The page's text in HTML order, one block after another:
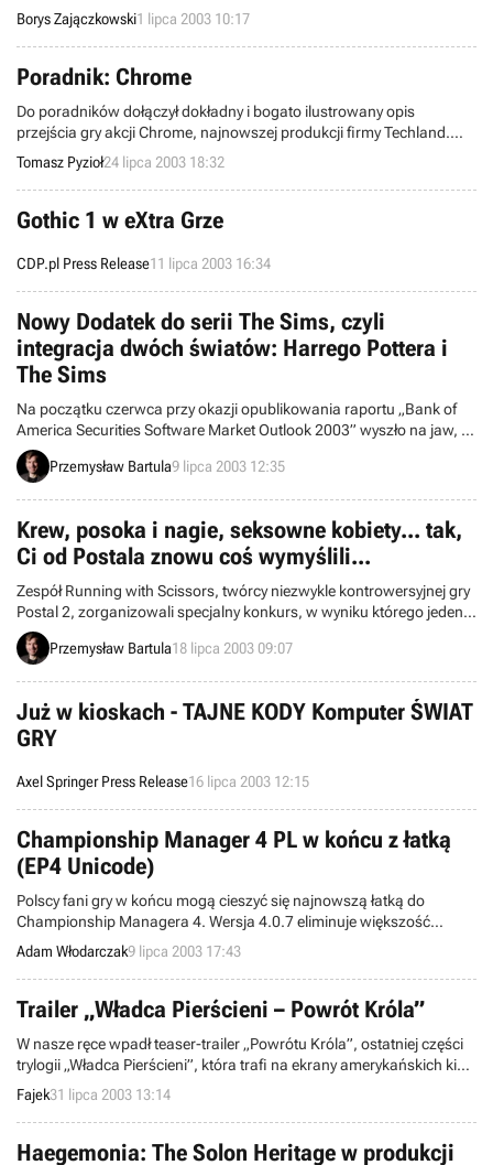
niebotycznych wymaganiach sprzętowych, dziś już odpowiedni
sprzęt mają na biurkach lub kończą zbierać na niego pieniądze. A
jest po temu naprawdę dobry powód. Być może nie tylko dla nas,
Polaków, równie dobry jak „Doom III”. „Polanie II” prezentują się tak
spożytkowana zostaje moc maszyny, a po drugie należy przemyśleć
stwierdzenie, czy prawdą jest, że najlepsze gry robią... Rosjanie. :-)
Borys Zajączkowski1 lipca 2003 10:17
Poradnik: Chrome
Do poradników dołączył dokładny i bogato ilustrowany opis
przejścia gry akcji Chrome, najnowszej produkcji firmy Techland.
Jak to zwykle z FFP shooterami bywa, gra nie zmusza za bardzo do
wytężania szarych komórek, a jedynego wyboru mającego wpływ na
dalszą akcję dokonujemy dopiero na samym końcu rozgrywki. Mimo
liniowości fabuła rodem z filmów science-fiction jest niezwykle
Tomasz Pyzioł24 lipca 2003 18:32
Gothic 1 w eXtra Grze
CDP.pl Press Release11 lipca 2003 16:34
Nowy Dodatek do serii The Sims, czyli
integracja dwóch światów: Harrego Pottera i
The Sims
Na początku czerwca przy okazji opublikowania raportu „Bank of
America Securities Software Market Outlook 2003” wyszło na jaw, iż
korporacja Electronic Arts w październiku tego roku wyda siódmy i
zarazem ostatni przed premierą The Sims 2 dodatek do pierwszej
produkcji brzmi The Sims Makin Magic, a wprowadza ona do świata
simów... magię!!!.
Przemysław Bartula9 lipca 2003 12:35
Krew, posoka i nagie, seksowne kobiety... tak,
Ci od Postala znowu coś wymyślili...
Zespół Running with Scissors, twórcy niezwykle kontrowersyjnej gry
Postal 2, zorganizowali specjalny konkurs, w wyniku którego jeden z
graczy, zwycięzca owego konkursu, zostanie asystentem fotografa,
który zrobi zdjęcia do „pikantnego” i pełnego „golizny” kalendarza
Przemysław Bartula18 lipca 2003 09:07
Już w kioskach - TAJNE KODY Komputer ŚWIAT
GRY
Axel Springer Press Release16 lipca 2003 12:15
Championship Manager 4 PL w końcu z łatką
(EP4 Unicode)
Polscy fani gry w końcu mogą cieszyć się najnowszą łatką do
Championship Managera 4. Wersja 4.0.7 eliminuje większość
„najcięższych” bugów w kodzie gry i znacznie poprawia stabilność
„czwórki”. Wyeliminowana lista błędów, a także bezpośrednie linki
do nowego patcha w dalszej części wiadomości.
Adam Włodarczak9 lipca 2003 17:43
Trailer „Władca Pierścieni – Powrót Króla”
W nasze ręce wpadł teaser-trailer „Powrótu Króla”, ostatniej części
trylogii „Władca Pierścieni”, która trafi na ekrany amerykańskich kin
już w grudniu tego roku.
Fajek31 lipca 2003 13:14
Haegemonia: The Solon Heritage w produkcji